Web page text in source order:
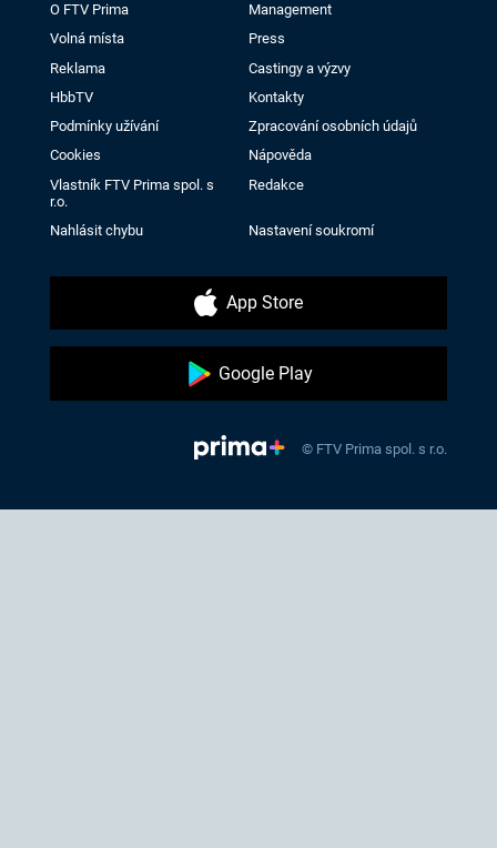
O FTV Prima
Management
Volná místa
Press
Reklama
Castingy a výzvy
HbbTV
Kontakty
Podmínky užívání
Zpracování osobních údajů
Cookies
Nápověda
Vlastník FTV Prima spol. s
r.o.
Redakce
Nahlásit chybu Nastavení soukromí
App Store
Google Play
© FTV Prima spol. s r.o.